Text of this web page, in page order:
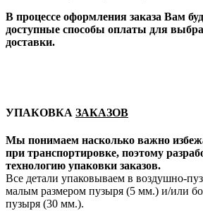
В процессе оформления заказа Вам
доступные способы оплаты для
доставки.
УПАКОВКА ЗАКАЗОВ
Мы понимаем насколько важно
при транспортировке, поэтому
технологию упаковки заказов.
Все детали упаковываем в воздушно-
малым размером пузыря (5 мм.) и/или
пузыря (30 мм.).